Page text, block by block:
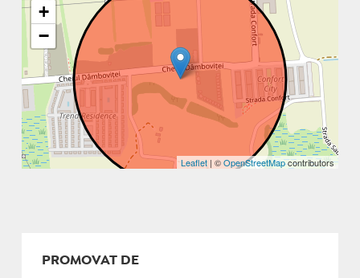
+
−
Leaflet | ©OpenStreetMapcontributors
PROMOVAT DE